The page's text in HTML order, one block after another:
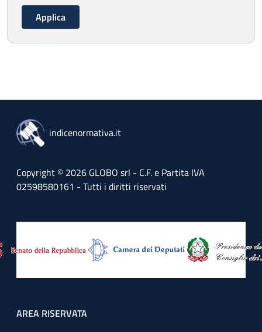
indicenormativa.it
Copyright © 2026 GLOBO srl - C.F. e Partita IVA
02598580161 - Tutti i diritti riservati
Footer menu
AREA RISERVATA